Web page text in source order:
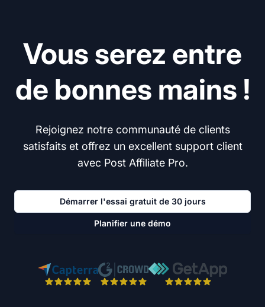
Vous serez entre
de bonnes mains !
Rejoignez notre communauté de clients
satisfaits et offrez un excellent support client
avec Post Affiliate Pro.
Démarrer l'essai gratuit de 30 jours
Planifier une démo